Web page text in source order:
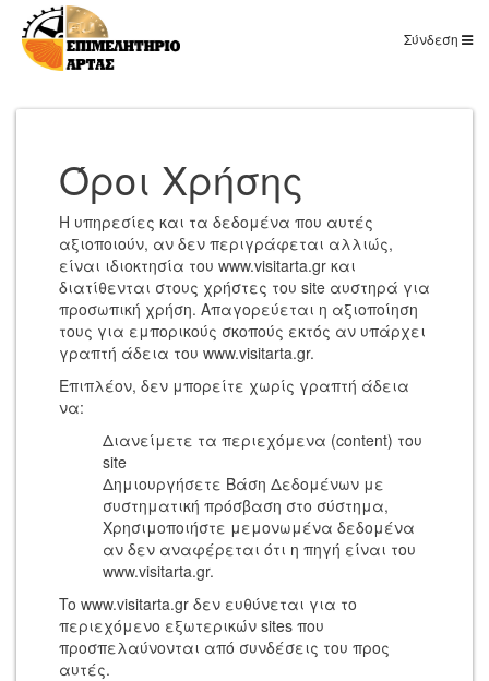
Σύνδεση
Όροι Χρήσης
Η υπηρεσίες και τα δεδομένα που αυτές
αξιοποιούν, αν δεν περιγράφεται αλλιώς,
είναι ιδιοκτησία του www.visitarta.gr και
διατίθενται στους χρήστες του site αυστηρά για
προσωπική χρήση. Απαγορεύεται η αξιοποίηση
τους για εμπορικούς σκοπούς εκτός αν υπάρχει
γραπτή άδεια του www.visitarta.gr.
Επιπλέον, δεν μπορείτε χωρίς γραπτή άδεια
να:
Διανείμετε τα περιεχόμενα (content) του
site
Δημιουργήσετε Βάση Δεδομένων με
συστηματική πρόσβαση στο σύστημα,
Χρησιμοποιήστε μεμονωμένα δεδομένα
αν δεν αναφέρεται ότι η πηγή είναι του
www.visitarta.gr.
To www.visitarta.gr δεν ευθύνεται για το
περιεχόμενο εξωτερικών sites που
προσπελαύνονται από συνδέσεις του προς
αυτές.